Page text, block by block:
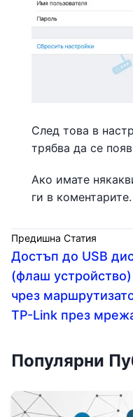
След това в
трябва да се
Ако имате
ги в
Предишна Статия
Достъп до USB
(флаш устройство)
чрез
TP-Link през
Популярни